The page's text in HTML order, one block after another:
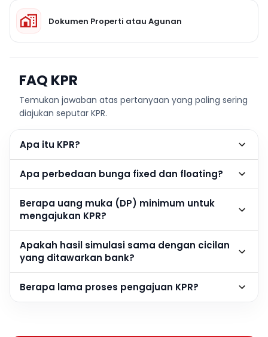
Dokumen Properti atau Agunan
FAQ KPR
Temukan jawaban atas pertanyaan yang paling sering
diajukan seputar KPR.
Apa itu KPR?
Apa perbedaan bunga fixed dan floating?
Berapa uang muka (DP) minimum untuk
mengajukan KPR?
Apakah hasil simulasi sama dengan cicilan
yang ditawarkan bank?
Berapa lama proses pengajuan KPR?